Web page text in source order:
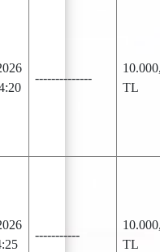
--------------
TL
-----------
TL